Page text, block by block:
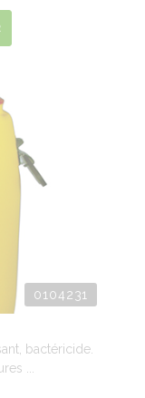
0104231
bactéricide.
...